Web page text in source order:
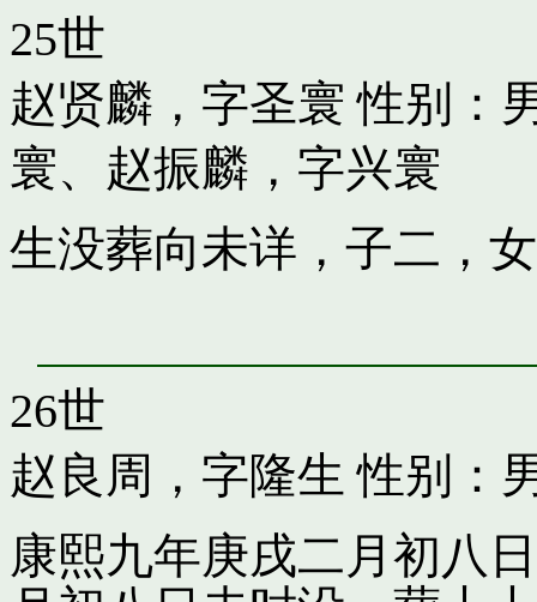
25世
赵贤麟，字圣寰 性别：
寰、 赵振麟，字兴寰
生没葬向未详，子二，
26世
赵良周，字隆生 性别：
康熙九年庚戌二月初八